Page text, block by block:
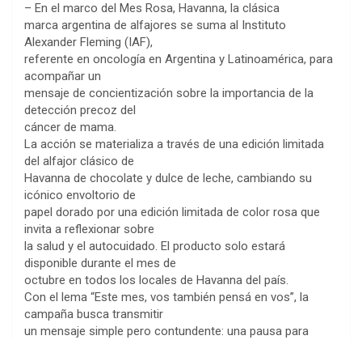
– En el marco del Mes Rosa, Havanna, la clásica
marca argentina de alfajores se suma al Instituto
Alexander Fleming (IAF),
referente en oncología en Argentina y Latinoamérica, para
acompañar un
mensaje de concientización sobre la importancia de la
detección precoz del
cáncer de mama.
La acción se materializa a través de una edición limitada
del alfajor clásico de
Havanna de chocolate y dulce de leche, cambiando su
icónico envoltorio de
papel dorado por una edición limitada de color rosa que
invita a reflexionar sobre
la salud y el autocuidado. El producto solo estará
disponible durante el mes de
octubre en todos los locales de Havanna del país.
Con el lema “Este mes, vos también pensá en vos”, la
campaña busca transmitir
un mensaje simple pero contundente: una pausa para